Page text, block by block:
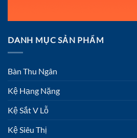
DANH MỤC SẢN PHẨM
Bàn Thu Ngân
Kệ Hạng Nặng
Kệ Sắt V Lỗ
Kệ Siêu Thị